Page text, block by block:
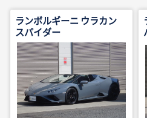
ランボルギーニ ウラカン
スパイダー